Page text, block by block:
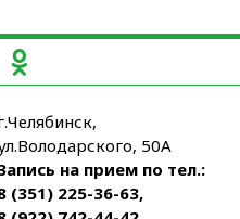
50А
на прием по тел.:
(351) 225-36-63,